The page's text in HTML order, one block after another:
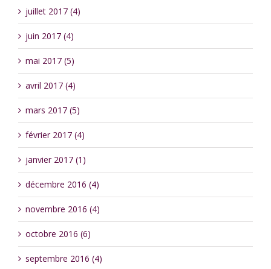
juillet 2017 (4)
juin 2017 (4)
mai 2017 (5)
avril 2017 (4)
mars 2017 (5)
février 2017 (4)
janvier 2017 (1)
décembre 2016 (4)
novembre 2016 (4)
octobre 2016 (6)
septembre 2016 (4)